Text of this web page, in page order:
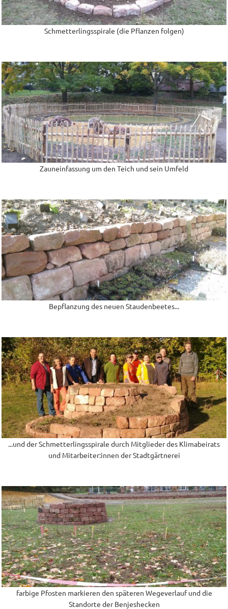
Schmetterlingsspirale (die Pflanzen folgen)
Zauneinfassung um den Teich und sein Umfeld
Bepflanzung des neuen Staudenbeetes...
...und der Schmetterlingsspirale durch Mitglieder des Klimabeirats
und Mitarbeiter:innen der Stadtgärtnerei
farbige Pfosten markieren den späteren Wegeverlauf und die
Standorte der Benjeshecken